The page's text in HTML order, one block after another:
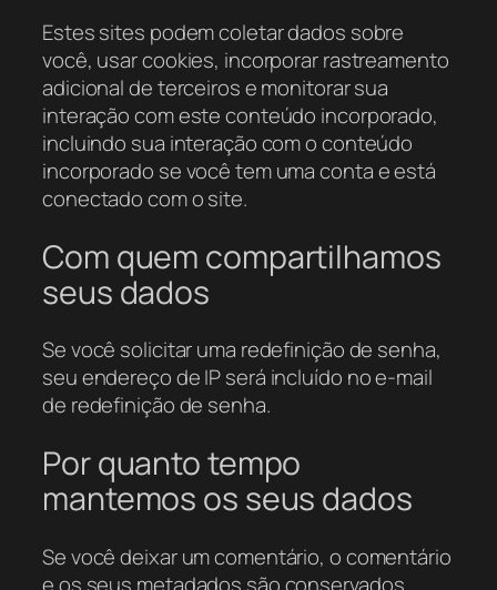
Estes sites podem coletar dados sobre
você, usar cookies, incorporar rastreamento
adicional de terceiros e monitorar sua
interação com este conteúdo incorporado,
incluindo sua interação com o conteúdo
incorporado se você tem uma conta e está
conectado com o site.
Com quem compartilhamos
seus dados
Se você solicitar uma redefinição de senha,
seu endereço de IP será incluído no e-mail
de redefinição de senha.
Por quanto tempo
mantemos os seus dados
Se você deixar um comentário, o comentário
e os seus metadados são conservados